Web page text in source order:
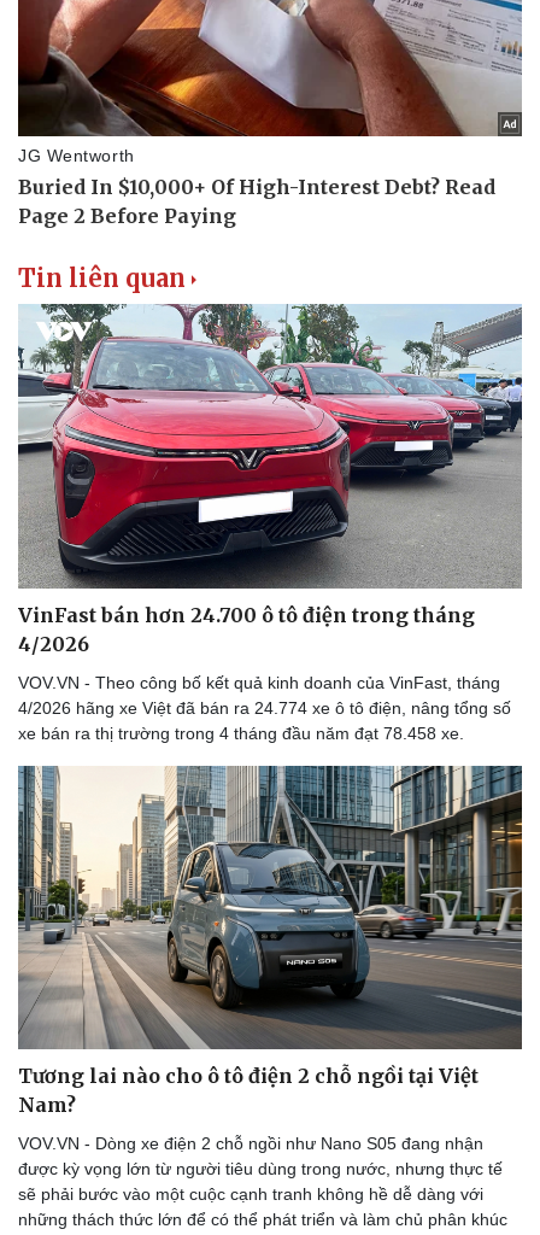
Tin liên quan
VinFast bán hơn 24.700 ô tô điện trong tháng
4/2026
VOV.VN - Theo công bố kết quả kinh doanh của VinFast, tháng
4/2026 hãng xe Việt đã bán ra 24.774 xe ô tô điện, nâng tổng số
xe bán ra thị trường trong 4 tháng đầu năm đạt 78.458 xe.
Tương lai nào cho ô tô điện 2 chỗ ngồi tại Việt
Nam?
VOV.VN - Dòng xe điện 2 chỗ ngồi như Nano S05 đang nhận
được kỳ vọng lớn từ người tiêu dùng trong nước, nhưng thực tế
sẽ phải bước vào một cuộc cạnh tranh không hề dễ dàng với
những thách thức lớn để có thể phát triển và làm chủ phân khúc